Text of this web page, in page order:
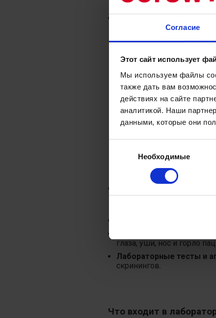
Согласие
Этот сайт использует
Мы используем файлы
также дать вам
действиях на сайте
аналитикой. Наши
данными, которые они
согласияНеобходимые
лекарствах, которые вы
частоты сердечных
год или раз в три года, в
глаза, уши, нос и горло
Лабораторные тесты и
скринингов.
Что входит в